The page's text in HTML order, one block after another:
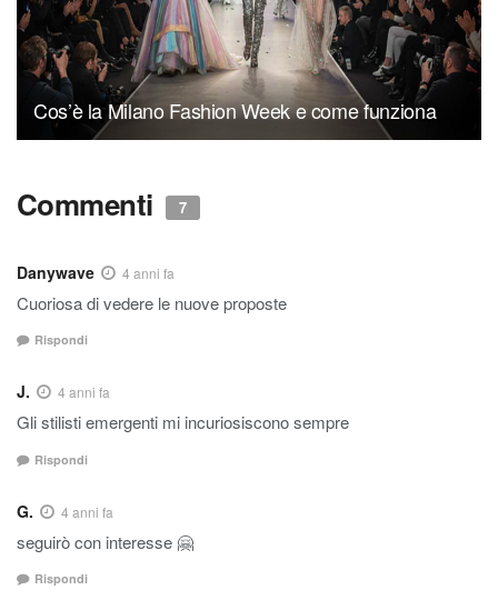
Cos’è la Milano Fashion Week e come funziona
Commenti 7
Danywave 4 anni fa
Cuoriosa di vedere le nuove proposte
Rispondi
J. 4 anni fa
Gli stilisti emergenti mi incuriosiscono sempre
Rispondi
G. 4 anni fa
seguirò con interesse 🤗
Rispondi